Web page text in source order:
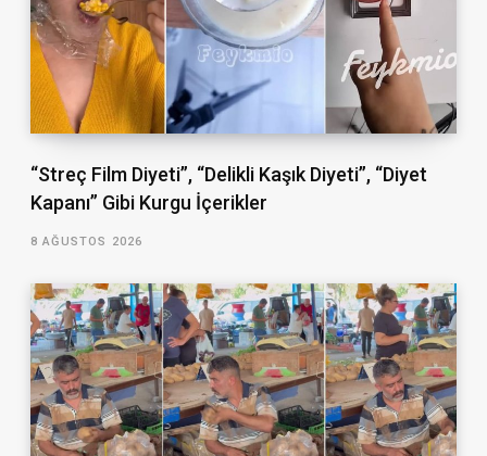
“Streç Film Diyeti”, “Delikli Kaşık Diyeti”, “Diyet
Kapanı” Gibi Kurgu İçerikler
8 AĞUSTOS 2026